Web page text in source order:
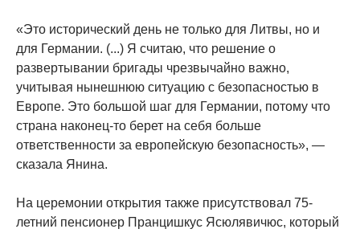
«Это исторический день не только для Литвы, но и
для Германии. (...) Я считаю, что решение о
развертывании бригады чрезвычайно важно,
учитывая нынешнюю ситуацию с безопасностью в
Европе. Это большой шаг для Германии, потому что
страна наконец-то берет на себя больше
ответственности за европейскую безопасность», —
сказала Янина.
На церемонии открытия также присутствовал 75-
летний пенсионер Пранцишкус Ясюлявичюс, который